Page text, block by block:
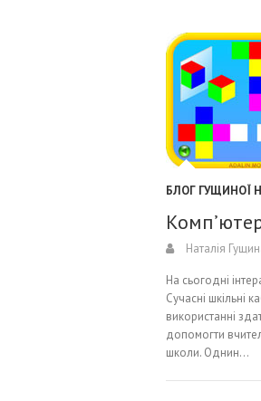
БЛОГ ГУЩИНОЇ
Наталія
На сьогодні
Сучасні шкільні
використанні
допомогти
школи. Однин…